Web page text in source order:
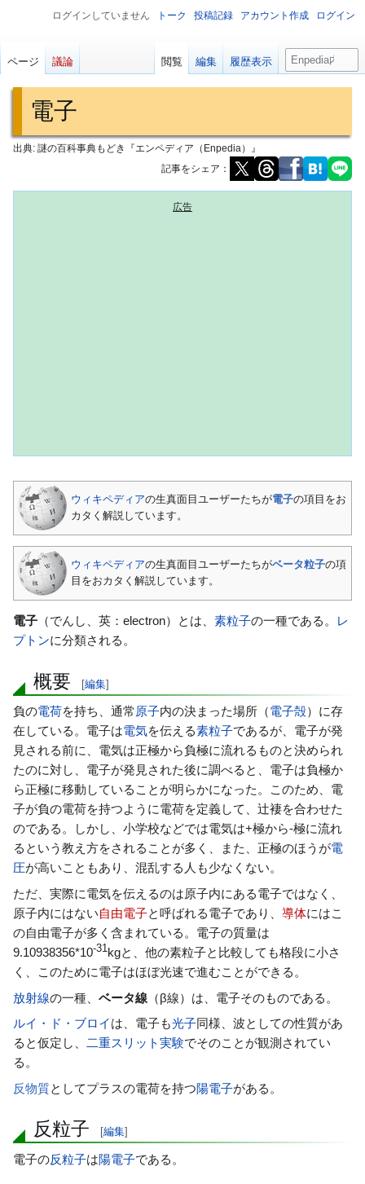
電子
出典: 謎の百科事典もどき『エンペディア（Enpedia）』
記事をシェア：
ビ
ー
シ
ョ
に
移
索
移
動
ウィキペディアの生真面目ユーザーたちが電子の項目をお
カタく解説しています。
ウィキペディアの生真面目ユーザーたちがベータ粒子の項
目をおカタく解説しています。
電子 （でんし、英：electron）とは、 素粒子の一種である。
レ
プトンに分類される。
概要 [編集]
負の電荷を持ち、通常原子内の決まった場所（電子殻）に存
在している。電子は電気を伝える素粒子であるが、電子が発
見される前に、電気は正極から負極に流れるものと決められ
たのに対し、電子が発見された後に調べると、電子は負極か
ら正極に移動していることが明らかになった。このため、電
子が負の電荷を持つように電荷を定義して、辻褄を合わせた
のである。しかし、小学校などでは電気は+極から-極に流れ
るという教え方をされることが多く、また、正極のほうが電
圧が高いこともあり、混乱する人も少なくない。
ただ、実際に電気を伝えるのは原子内にある電子ではなく、
原子内にはない自由電子と呼ばれる電子であり、 導体にはこ
の自由電子が多く含まれている。電子の質量は
9.10938356*10-31kgと、他の素粒子と比較しても格段に小さ
く、このために電子はほぼ光速で進むことができる。
放射線の一種、 ベータ線 （β線）は、電子そのものである。
ルイ・ド・ブロイは、電子も光子同様、波としての性質があ
ると仮定し、
二重スリット実験でそのことが観測されてい
る。
反物質としてプラスの電荷を持つ陽電子がある。
反粒子 [編集]
電子の反粒子は陽電子である。
ログインしていません トーク 投稿記録 アカウント作成 ログイン
ページ 議論 閲覧 編集 履歴表示
検
索